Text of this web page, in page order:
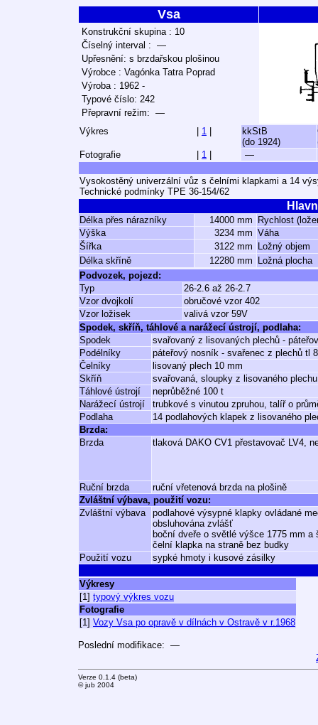
Vsa
Konstrukční skupina : 10
Číselný interval : —
Upřesnění: s brzdařskou plošinou
Výrobce : Vagónka Tatra Poprad
Výroba : 1962 -
Typové číslo: 242
Přepravní režim: —
Výkres
1
kkStB
(do 1924)
Fotografie
1 —
Vysokostěný univerzální vůz s čelními klapkami a 14
Technické podmínky TPE 36-154/62
Délka přes nárazníky 14000 mm
Rychlost
Výška
3234 mm Váha
Šířka
3122 mm
Ložný objem
Délka skříně
12280 mm
Ložná plocha
Podvozek, pojezd:
Typ
26-2.6 až 26-2.7
Vzor dvojkolí
obručové vzor 402
Vzor ložisek
valivá vzor 59V
Spodek, skříň, táhlové a narážecí ústrojí, podlaha:
Spodek
svařovaný z lisovaných plechů -
Podélníky
páteřový nosník - svařenec z plechů tl
Čelníky
lisovaný plech 10 mm
Skříň
svařovaná, sloupky z lisovaného
Táhlové ústrojí
neprůběžné 100 t
Narážecí ústrojí
trubkové s vinutou zpruhou, talíř o
Podlaha
14 podlahových klapek z lisovaného
Brzda:
Brzda
tlaková DAKO CV1 přestavovač LV4,
Ruční brzda
ruční vřetenová brzda na plošině
Zvláštní výbava, použití vozu:
Zvláštní výbava
podlahové výsypné klapky ovládané
obsluhována zvlášť
boční dveře o světlé výšce 1775 mm
čelní klapka na straně bez budky
Použití vozu
sypké hmoty i kusové zásilky
Výkresy
[1] typový výkres vozu
Fotografie
[1] Vozy Vsa po opravě v dílnách v Ostravě v r.1968
Poslední modifikace: —
Verze 0.1.4 (beta)
© jub 2004